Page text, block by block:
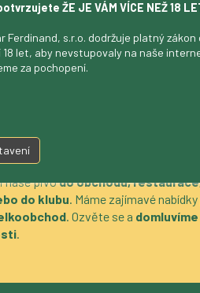
ŽE JE VÁM VÍCE NEŽ 18
Ferdinand, s.r.o. dodržuje platný
18 let, aby nevstupovaly na naše
za pochopení.
naše pivodo obchodu,
do klubu. Máme zajímavé nabídky
. Ozvěte se a domluvíme
.